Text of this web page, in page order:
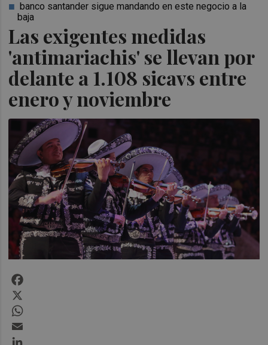
Las exigentes medidas
'antimariachis' se llevan por
delante a 1.108 sicavs entre
enero y noviembre
banco santander sigue mandando en este negocio a la
baja